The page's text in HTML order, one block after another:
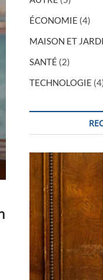
ÉCONOMIE (4)
MAISON ET
SANTÉ (2)
TECHNOLOGIE